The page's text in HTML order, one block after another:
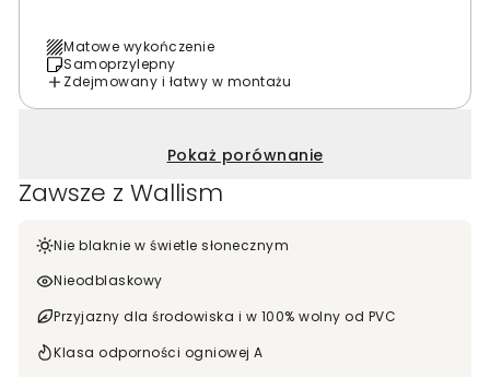
Matowe wykończenie
Samoprzylepny
Zdejmowany i łatwy w montażu
Pokaż porównanie
Zawsze z Wallism
Nie blaknie w świetle słonecznym
Nieodblaskowy
Przyjazny dla środowiska i w 100% wolny od PVC
Klasa odporności ogniowej A